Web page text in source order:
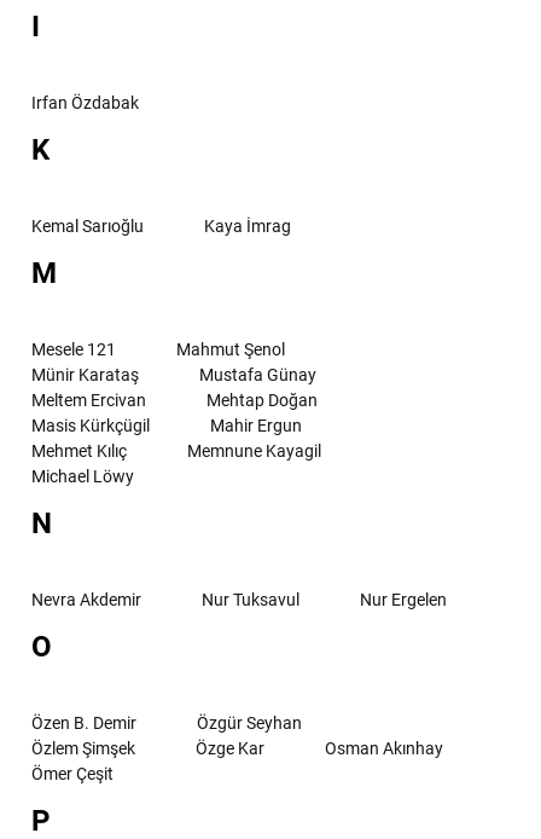
I
Irfan Özdabak
K
Kemal Sarıoğlu Kaya İmrag
M
Mesele 121
Mahmut Şenol
Münir Karataş
Mustafa Günay
Meltem Ercivan
Mehtap Doğan
Masis Kürkçügil
Mahir Ergun
Mehmet Kılıç
Memnune Kayagil
Michael Löwy
N
Nevra Akdemir Nur Tuksavul Nur Ergelen
O
Özen B. Demir
Özgür Seyhan
Özlem Şimşek
Özge Kar
Osman Akınhay
Ömer Çeşit
P